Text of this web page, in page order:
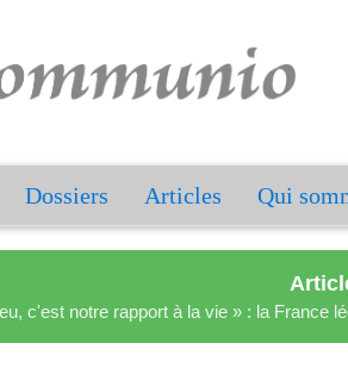
Dossiers Articles Qui
c'est notre rapport à la vie » : la France